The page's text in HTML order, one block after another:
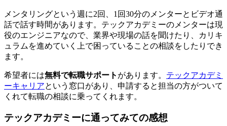
メンタリングという週に2回、1回30分のメンターとビデオ通
話で話す時間があります。テックアカデミーのメンターは現
役のエンジニアなので、業界や現場の話を聞けたり、カリキ
ュラムを進めていく上で困っていることの相談をしたりでき
ます。
希望者には無料で転職サポート があります。 テックアカデミ
ーキャリアという窓口があり、申請すると担当の方がついて
くれて転職の相談に乗ってくれます。
テックアカデミーに通ってみての感想